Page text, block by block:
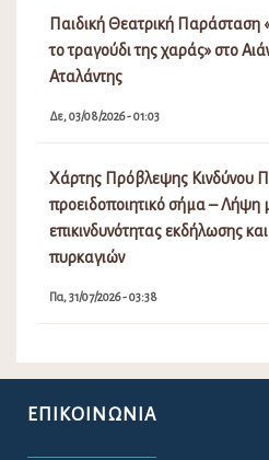
Παιδική Θεατρική Παράσταση
το τραγούδι της χαράς» στο
Αταλάντης
Δε, 03/08/2026 - 01:03
Χάρτης Πρόβλεψης Κινδύνου
προειδοποιητικό σήμα –
επικινδυνότητας εκδήλωσης
πυρκαγιών
Πα, 31/07/2026 - 03:38
ΕΠΙΚΟΙΝΩΝΊΑ